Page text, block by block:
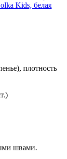
плотность
швами.